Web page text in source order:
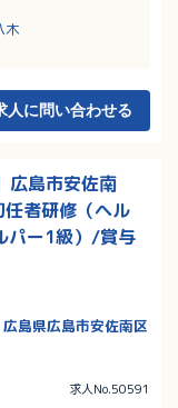
！ワークライフバ
木
人に問い合わせる
広島市安佐南
者研修（ヘル
パー1級）/賞与
広島県広島市安佐南区
求人No.50591